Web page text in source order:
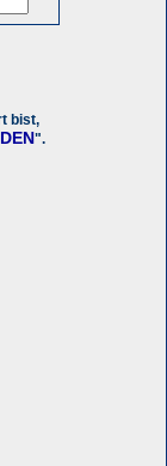
bist,
".